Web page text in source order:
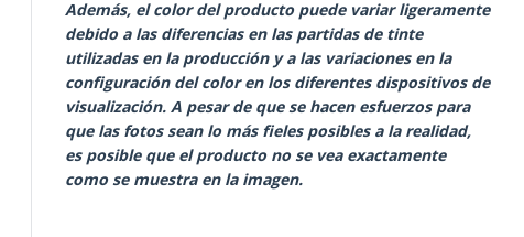
Además, el color del producto puede variar ligeramente
debido a las diferencias en las partidas de tinte
utilizadas en la producción y a las variaciones en la
configuración del color en los diferentes dispositivos de
visualización. A pesar de que se hacen esfuerzos para
que las fotos sean lo más fieles posibles a la realidad,
es posible que el producto no se vea exactamente
como se muestra en la imagen.